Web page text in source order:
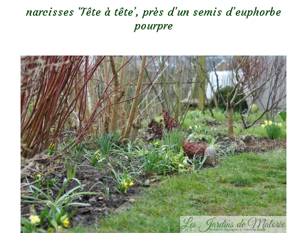
narcisses ‘Tête à tête’, près d’un semis d’euphorbe
pourpre